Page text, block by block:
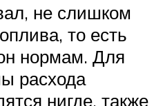
не слишком
то есть
нормам. Для
расхода
нигде, также